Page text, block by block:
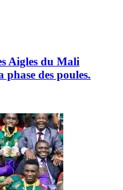
Aigles du Mali
des poules.